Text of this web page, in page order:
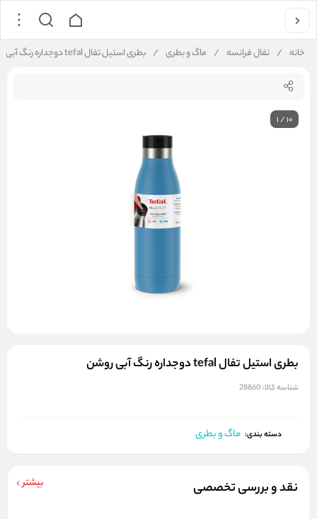
خانه / تفال فرانسه / ماگ و بطری / بطری استیل تفال tefal دوجداره رنگ آبی روشن
1/10
بطری استیل تفال tefal دوجداره رنگ آبی روشن
شناسه کالا: 28860
دسته بندی: ماگ و بطری
نقد و بررسی تخصصی بیشتر